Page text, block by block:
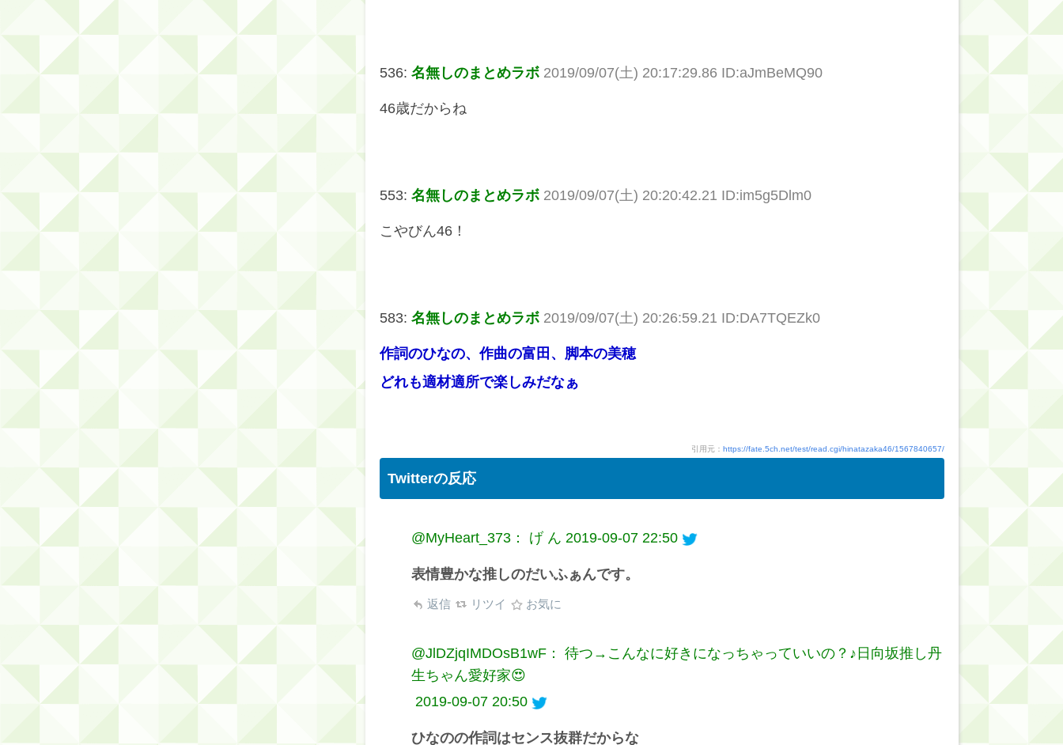
536: 名無しのまとめラボ 2019/09/07(土) 20:17:29.86 ID:aJmBeMQ90
46歳だからね
553: 名無しのまとめラボ 2019/09/07(土) 20:20:42.21 ID:im5g5Dlm0
こやびん46！
583: 名無しのまとめラボ 2019/09/07(土) 20:26:59.21 ID:DA7TQEZk0
作詞のひなの、作曲の富田、脚本の美穂
どれも適材適所で楽しみだなぁ
引用元： https://fate.5ch.net/test/read.cgi/hinatazaka46/1567840657/
Twitterの反応
@MyHeart_373： げ ん 2019-09-07 22:50
表情豊かな推しのだいふぁんです。
返信 リツイ お気に
@JlDZjqIMDOsB1wF： 待つ→こんなに好きになっちゃっていいの？♪日向坂推し丹
生ちゃん愛好家😍
2019-09-07 20:50
ひなのの作詞はセンス抜群だからな